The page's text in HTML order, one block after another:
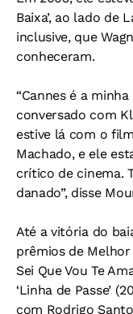
Baixa’, ao lado de
inclusive, que
conheceram.
“Cannes é a
conversado com
estive lá com o
Machado, e ele
crítico de cinema.
danado”, disse
Até a vitória do
prêmios de Melhor
Sei Que Vou Te
‘Linha de Passe’
com Rodrigo